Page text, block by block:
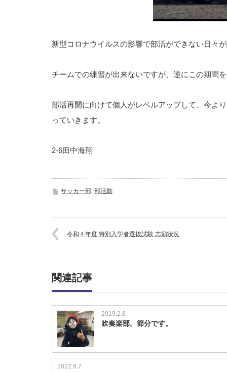
新型コロナウイルスの影響で部活ができない日々が
チームでの練習が出来ないですが、逆にこの期間
部活再開に向けて個人がレベルアップして、今よ
っていきます。
2-6田中海翔
サッカー部, 部活動
令和４年度 特別入学者選抜試験 志願状況
関連記事
2019.2.8
吹奏楽部。節分です。
2022.6.7